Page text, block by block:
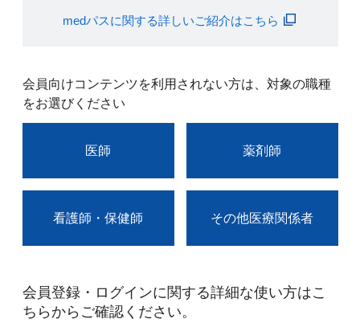
medパスに関する詳しいご紹介はこちら
会員向けコンテンツを利用されない方は、対象の職種
をお選びください
医師 薬剤師
看護師・保健師 その他医療関係者
会員登録・ログインに関する詳細な使い方はこ
ちらからご確認ください。​